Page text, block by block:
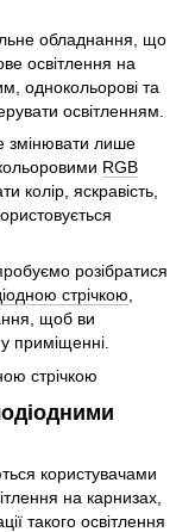
обладнання, що
освітлення на
однокольорові та
освітленням.
змінювати лише
RGB
колір, яскравість,
розібратися
стрічкою
щоб ви
приміщенні.
користувачами
на карнизах,
такого освітлення